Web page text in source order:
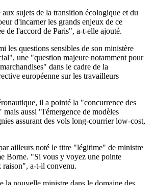
sujets de la transition écologique et du
d'incarner les grands enjeux de ce
de l'accord de Paris", a-t-elle ajouté.
les questions sensibles de son ministère
une "question majeure notamment pour
dans le cadre de la
européenne sur les travailleurs
il a pointé la "concurrence des
aussi "l'émergence de modèles
assurant des vols long-courrier low-cost,
ailleurs noté le titre "légitime" de ministre
Borne. "Si vous y voyez une pointe
raison", a-t-il convenu.
la nouvelle ministre dans le domaine des